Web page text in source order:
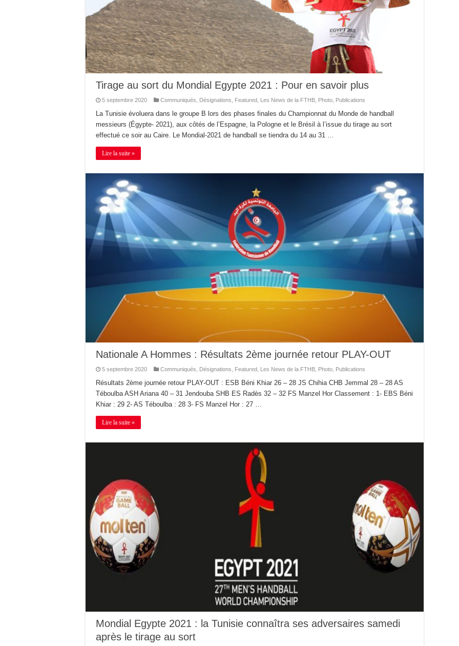
Tirage au sort du Mondial Egypte 2021 : Pour en savoir plus
5 septembre 2020 Communiqués Désignations Featured Les News de la FTHB Photo Publications
La Tunisie évoluera dans le groupe B lors des phases finales du Championnat du Monde de handball
messieurs (Égypte- 2021), aux côtés de l’Espagne, la Pologne et le Brésil à l’issue du tirage au sort
effectué ce soir au Caire. Le Mondial-2021 de handball se tiendra du 14 au 31 …
Lire la suite »
Nationale A Hommes : Résultats 2ème journée retour PLAY-OUT
5 septembre 2020 Communiqués Désignations Featured Les News de la FTHB Photo Publications
Résultats 2ème journée retour PLAY-OUT : ESB Béni Khiar 26 – 28 JS Chihia CHB Jemmal 28 – 28 AS
Téboulba ASH Ariana 40 – 31 Jendouba SHB ES Radès 32 – 32 FS Manzel Hor Classement : 1- EBS Béni
Khiar : 29 2- AS Téboulba : 28 3- FS Manzel Hor : 27 …
Lire la suite »
Mondial Egypte 2021 : la Tunisie connaîtra ses adversaires samedi
après le tirage au sort